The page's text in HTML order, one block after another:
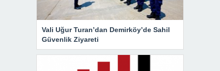
Vali Uğur Turan’dan Demirköy’de Sahil
Güvenlik Ziyareti